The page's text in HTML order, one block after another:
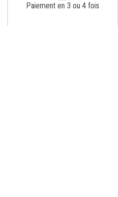
Paiement en 3 ou 4 fois